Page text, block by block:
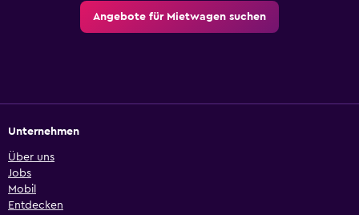
Angebote für Mietwagen suchen
Unternehmen
Über uns
Jobs
Mobil
Entdecken